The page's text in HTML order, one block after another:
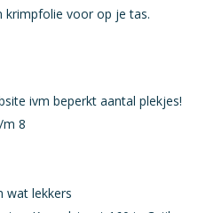
krimpfolie voor op je tas.
ivm beperkt aantal plekjes!
m 8
wat lekkers